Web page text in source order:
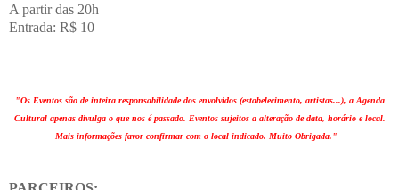
A partir das 20h
Entrada: R$ 10
"Os Eventos são de inteira responsabilidade dos envolvidos (estabelecimento, artistas...), a Agenda
Cultural apenas divulga o que nos é passado. Eventos sujeitos a alteração de data, horário e local.
Mais informações favor confirmar com o local indicado. Muito Obrigada."